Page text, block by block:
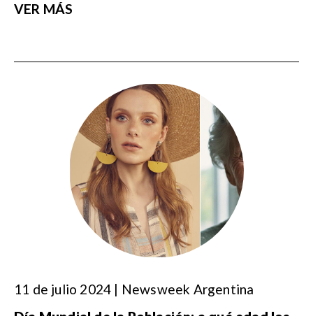
VER MÁS
11 de julio 2024 | Newsweek Argentina